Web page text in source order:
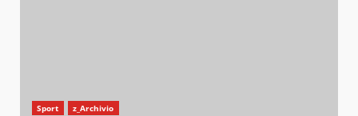
Sport z_Archivio